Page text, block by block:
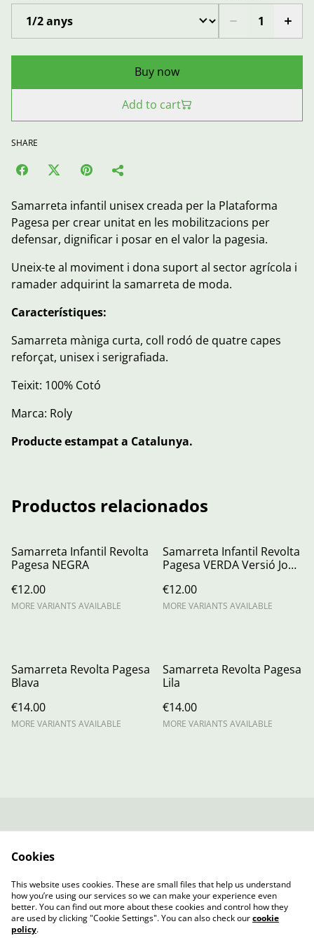
Buy now
Add to cart
SHARE
Samarreta infantil unisex creada per la Plataforma
Pagesa per crear unitat en les mobilitzacions per
defensar, dignificar i posar en el valor la pagesia.
Uneix-te al moviment i dona suport al sector agrícola i
ramader adquirint la samarreta de moda.
Característiques:
Samarreta màniga curta, coll rodó de quatre capes
reforçat, unisex i serigrafiada.
Teixit: 100% Cotó
Marca: Roly
Producte estampat a Catalunya.
Productos relacionados
Samarreta Infantil Revolta
Pagesa NEGRA
€12.00
MORE VARIANTS AVAILABLE
Samarreta Infantil Revolta
Pagesa VERDA Versió John
€12.00
MORE VARIANTS AVAILABLE
Samarreta Revolta Pagesa
Blava
€14.00
MORE VARIANTS AVAILABLE
Samarreta Revolta Pagesa
Lila
€14.00
MORE VARIANTS AVAILABLE
Política de Privacitat
Fitxa Tècnica
SAMARRETA
Cookies
This website uses cookies. These are small files that help us understand
how you’re using our services so we can make your experience even
better. You can find out more about these cookies and control how they
are used by clicking "Cookie Settings". You can also check ourcookie
policy.